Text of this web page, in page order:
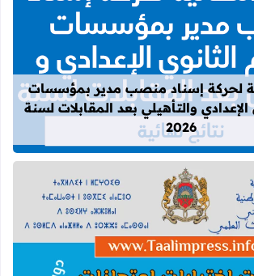
قراءة المزيد عن النتائج النهائية
لحركة إسناد منصب مدير بمؤسسات
الإعدادي والتأهيلي بعد المقابلات لسنة
2026
قراءة المزيد عن تحيين مواصفات